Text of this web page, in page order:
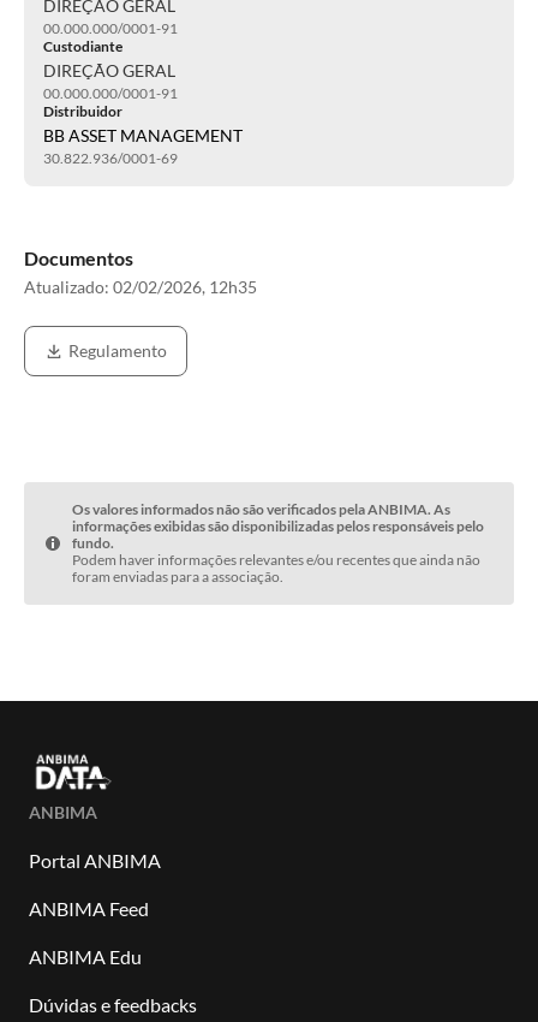
DIREÇÃO GERAL
00.000.000/0001-91
Custodiante
DIREÇÃO GERAL
00.000.000/0001-91
Distribuidor
BB ASSET MANAGEMENT
30.822.936/0001-69
Documentos
Atualizado: 02/02/2026, 12h35
Regulamento
Os valores informados não são verificados pela ANBIMA. As
informações exibidas são disponibilizadas pelos responsáveis pelo
fundo.
Podem haver informações relevantes e/ou recentes que ainda não
foram enviadas para a associação.
ANBIMA
Portal ANBIMA
ANBIMA Feed
ANBIMA Edu
Dúvidas e feedbacks